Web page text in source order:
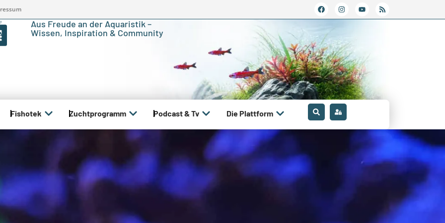
Aus Freude an der Aquaristik –
Wissen, Inspiration & Community
Fishotek Zuchtprogramm Podcast & Tv Die Plattform